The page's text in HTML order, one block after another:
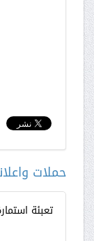
حملات
تعبئة